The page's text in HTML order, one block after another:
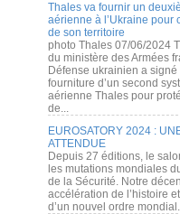
Thales va fournir un
aérienne à l’Ukraine pour
de son territoire
photo Thales 07/06/2024
du ministère des Armées
Défense ukrainien a
fourniture d’un second
aérienne Thales pour
de...
EUROSATORY 2024 :
ATTENDUE
Depuis 27 éditions, le
les mutations mondiales
de la Sécurité. Notre
accélération de l’histoire
d’un nouvel ordre